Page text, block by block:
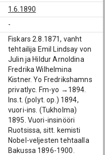
1.6.1890
-
Fiskars 2.8.1871, vanht
tehtailija Emil Lindsay von
Julin ja Hildur Arnoldina
Fredrika Wilhelmina
Kistner. Yo Fredrikshamns
privatlyc. Fm-yo →1894.
Ins.t. (polyt. op.) 1894,
vuori-ins. (Tukholma)
1895. Vuori-insinööri
Ruotsissa, sitt. kemisti
Nobel-veljesten tehtaalla
Bakussa 1896-1900.